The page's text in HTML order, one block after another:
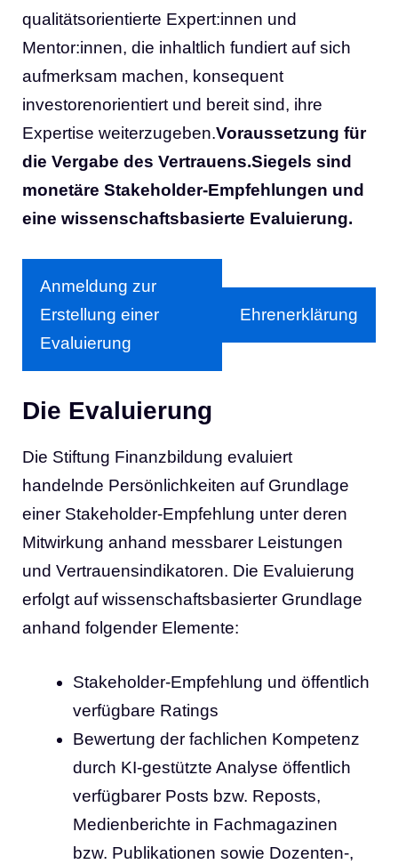
qualitätsorientierte Expert:innen und
Mentor:innen, die inhaltlich fundiert auf sich
aufmerksam machen, konsequent
investorenorientiert und bereit sind, ihre
Expertise weiterzugeben.Voraussetzung für
die Vergabe des Vertrauens.Siegels sind
monetäre Stakeholder-Empfehlungen und
eine wissenschaftsbasierte Evaluierung.
Anmeldung zur
Erstellung einer
Evaluierung
Ehrenerklärung
Die Evaluierung
Die Stiftung Finanzbildung evaluiert
handelnde Persönlichkeiten auf Grundlage
einer Stakeholder-Empfehlung unter deren
Mitwirkung anhand messbarer Leistungen
und Vertrauensindikatoren. Die Evaluierung
erfolgt auf wissenschaftsbasierter Grundlage
anhand folgender Elemente:
Stakeholder-Empfehlung und öffentlich
verfügbare Ratings
Bewertung der fachlichen Kompetenz
durch KI-gestützte Analyse öffentlich
verfügbarer Posts bzw. Reposts,
Medienberichte in Fachmagazinen
bzw. Publikationen sowie Dozenten-,